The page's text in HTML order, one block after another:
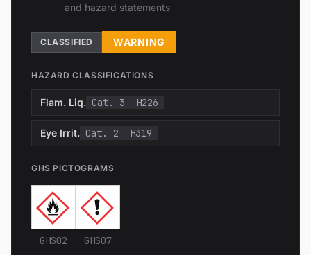
and hazard statements
CLASSIFIED WARNING
HAZARD CLASSIFICATIONS
Flam. Liq. Cat. 3 H226
Eye Irrit. Cat. 2 H319
GHS PICTOGRAMS
GHS02 GHS07